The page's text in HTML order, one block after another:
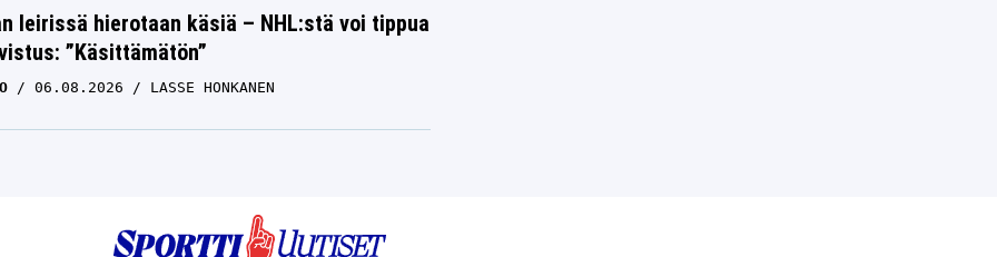
leirissä hierotaan käsiä – NHL:stä voi tippua
”Käsittämätön”
06.08.2026 LASSE HONKANEN